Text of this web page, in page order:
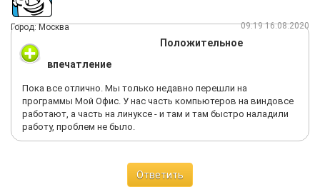
Город: Москва 09:19 16.08.2020
Положительное
впечатление
Пока все отлично. Мы только недавно перешли на
программы Мой Офис. У нас часть компьютеров на виндовсе
работают, а часть на линуксе - и там и там быстро наладили
работу, проблем не было.
Ответить